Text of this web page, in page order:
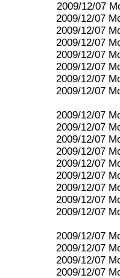
2009/12/07
2009/12/07
2009/12/07
2009/12/07
2009/12/07
2009/12/07
2009/12/07
2009/12/07
2009/12/07
2009/12/07
2009/12/07
2009/12/07
2009/12/07
2009/12/07
2009/12/07
2009/12/07
2009/12/07
2009/12/07
2009/12/07
2009/12/07
2009/12/07